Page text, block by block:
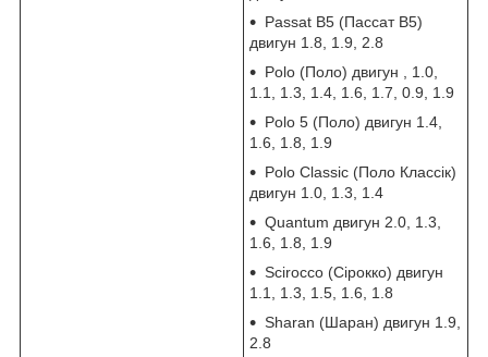
Passat B5 (Пассат В5)
двигун 1.8, 1.9, 2.8
Polo (Поло) двигун , 1.0,
1.1, 1.3, 1.4, 1.6, 1.7, 0.9, 1.9
Polo 5 (Поло) двигун 1.4,
1.6, 1.8, 1.9
Polo Classic (Поло Классік)
двигун 1.0, 1.3, 1.4
Quantum двигун 2.0, 1.3,
1.6, 1.8, 1.9
Scirocco (Сірокко) двигун
1.1, 1.3, 1.5, 1.6, 1.8
Sharan (Шаран) двигун 1.9,
2.8